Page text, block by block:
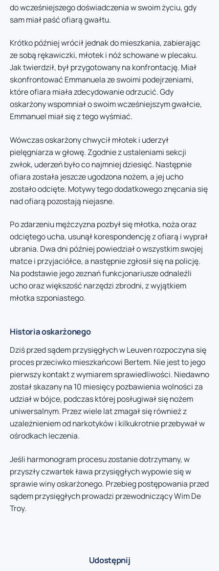
do wcześniejszego doświadczenia w swoim życiu, gdy
sam miał paść ofiarą gwałtu.
Krótko później wrócił jednak do mieszkania, zabierając
ze sobą rękawiczki, młotek i nóż schowane w plecaku.
Jak twierdził, był przygotowany na konfrontację. Miał
skonfrontować Emmanuela ze swoimi podejrzeniami,
które ofiara miała zdecydowanie odrzucić. Gdy
oskarżony wspomniał o swoim wcześniejszym gwałcie,
Emmanuel miał się z tego wyśmiać.
Wówczas oskarżony chwycił młotek i uderzył
pielęgniarza w głowę. Zgodnie z ustaleniami sekcji
zwłok, uderzeń było co najmniej dziesięć. Następnie
ofiara została jeszcze ugodzona nożem, a jej ucho
zostało odcięte. Motywy tego dodatkowego znęcania się
nad ofiarą pozostają niejasne.
Po zdarzeniu mężczyzna pozbył się młotka, noża oraz
odciętego ucha, usunął korespondencję z ofiarą i wyprał
ubrania. Dwa dni później powiedział o wszystkim swojej
matce i przyjaciółce, a następnie zgłosił się na policję.
Na podstawie jego zeznań funkcjonariusze odnaleźli
ucho oraz większość narzędzi zbrodni, z wyjątkiem
młotka szponiastego.
Historia oskarżonego
Dziś przed sądem przysięgłych w Leuven rozpoczyna się
proces przeciwko mieszkańcowi Bertem. Nie jest to jego
pierwszy kontakt z wymiarem sprawiedliwości. Niedawno
został skazany na 10 miesięcy pozbawienia wolności za
udział w bójce, podczas której posługiwał się nożem
uniwersalnym. Przez wiele lat zmagał się również z
uzależnieniem od narkotyków i kilkukrotnie przebywał w
ośrodkach leczenia.
Jeśli harmonogram procesu zostanie dotrzymany, w
przyszły czwartek ława przysięgłych wypowie się w
sprawie winy oskarżonego. Przebieg postępowania przed
sądem przysięgłych prowadzi przewodniczący Wim De
Troy.
Udostępnij